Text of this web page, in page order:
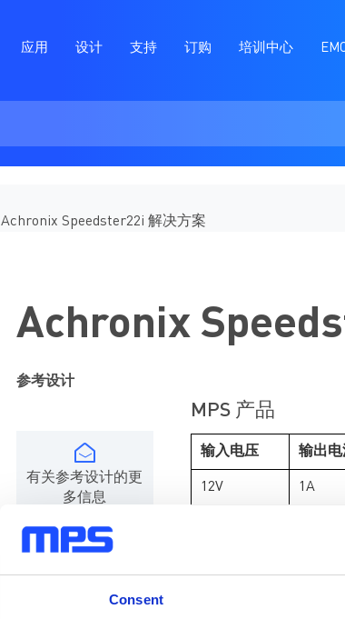
Consent
应用 设计 支持 订购 培训中心
Achronix Speedster22i 解决方案
Achronix
参考设计
有关参考设计的更
多信息
联系我们
MPS 产品
输入电压 输出电
12V 1A